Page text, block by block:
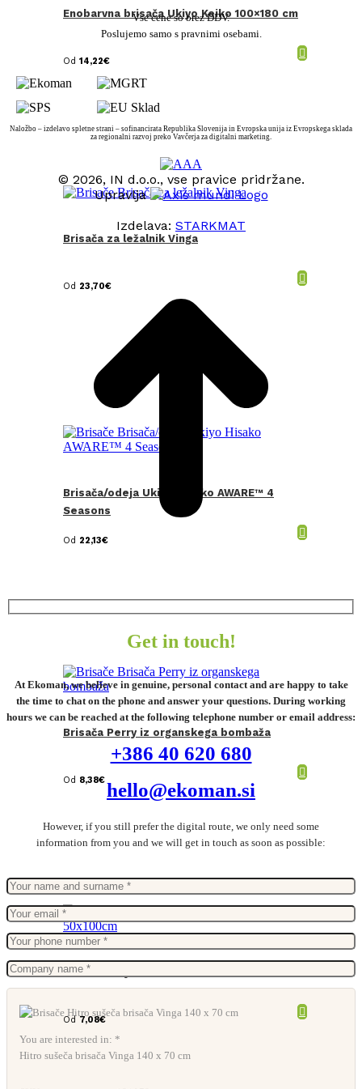
Enobarvna brisača Ukiyo Keiko 100×180 cm
Od 14,22€
Brisača za ležalnik Vinga
Od 23,70€
Brisača/odeja Ukiyo Hisako AWARE™ 4
Seasons
Od 22,13€
Brisača Perry iz organskega bombaža
Od 8,38€
Brisača Ukiyo Sakura AWARE™ 50x100cm
Od7,08€
Vse cene so brez DDV.
Poslujemo samo s pravnimi osebami.
Naložbo – izdelavo spletne strani – sofinancirata Republika Slovenija in Evropska unija iz Evropskega sklada
za regionalni razvoj preko Vavčerja za digitalni marketing.
© 2026, IN d.o.o., vse pravice pridržane.
Upravlja
Izdelava: STARKMAT
Get in touch!
At Ekoman, we believe in genuine, personal contact and are happy to take
the time to chat on the phone and answer your questions. During working
hours we can be reached at the following telephone number or email address:
+386 40 620 680
hello@ekoman.si
However, if you still prefer the digital route, we only need some
information from you and we will get in touch as soon as possible:
You are interested in: *
Hitro sušeča brisača Vinga 140 x 70 cm